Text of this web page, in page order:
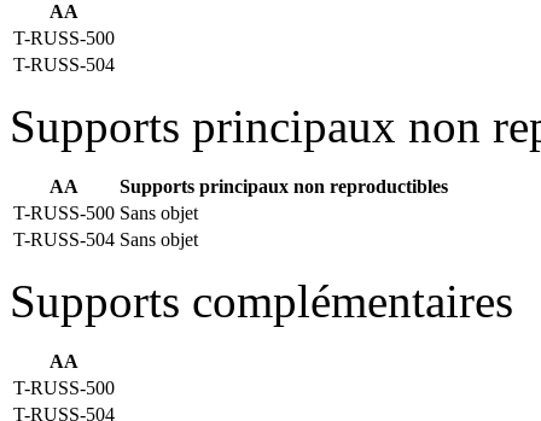
AA
T-RUSS-500
T-RUSS-504
Supports principaux non
AA
Supports principaux non reproductibles
T-RUSS-500 Sans objet
T-RUSS-504 Sans objet
Supports complémentaires
AA
T-RUSS-500
T-RUSS-504